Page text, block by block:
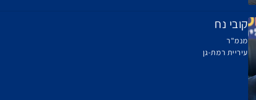
קובי נח
מנמ"ר
עיריית רמת-גן